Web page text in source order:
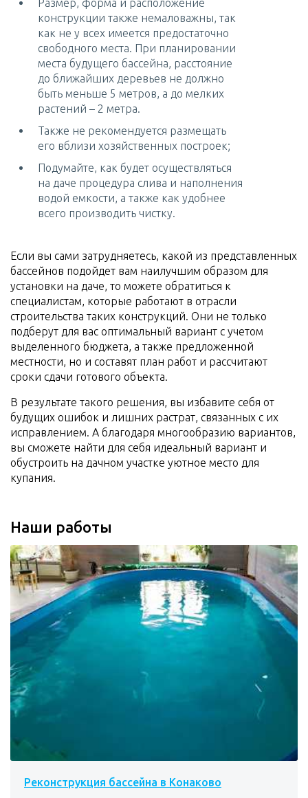
Размер, форма и расположение
конструкции также немаловажны, так
как не у всех имеется предостаточно
свободного места. При планировании
места будущего бассейна, расстояние
до ближайших деревьев не должно
быть меньше 5 метров, а до мелких
растений – 2 метра.
Также не рекомендуется размещать
его вблизи хозяйственных построек;
Подумайте, как будет осуществляться
на даче процедура слива и наполнения
водой емкости, а также как удобнее
всего производить чистку.
Если вы сами затрудняетесь, какой из представленных
бассейнов подойдет вам наилучшим образом для
установки на даче, то можете обратиться к
специалистам, которые работают в отрасли
строительства таких конструкций. Они не только
подберут для вас оптимальный вариант с учетом
выделенного бюджета, а также предложенной
местности, но и составят план работ и рассчитают
сроки сдачи готового объекта.
В результате такого решения, вы избавите себя от
будущих ошибок и лишних растрат, связанных с их
исправлением. А благодаря многообразию вариантов,
вы сможете найти для себя идеальный вариант и
обустроить на дачном участке уютное место для
купания.
Наши работы
Реконструкция бассейна в Конаково